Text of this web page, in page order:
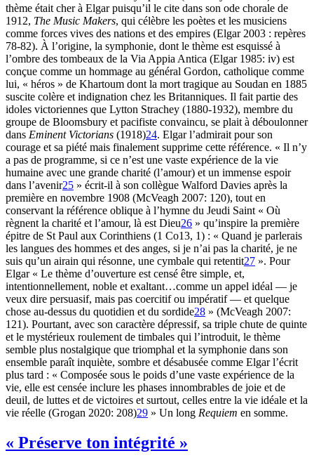
thème était cher à Elgar puisqu’il le cite dans son ode chorale de
1912, The Music Makers, qui célèbre les poètes et les musiciens
comme forces vives des nations et des empires (Elgar 2003 : repères
78-82). À l’origine, la symphonie, dont le thème est esquissé à
l’ombre des tombeaux de la Via Appia Antica (Elgar 1985: iv) est
conçue comme un hommage au général Gordon, catholique comme
lui, « héros » de Khartoum dont la mort tragique au Soudan en 1885
suscite colère et indignation chez les Britanniques. Il fait partie des
idoles victoriennes que Lytton Strachey (1880-1932), membre du
groupe de Bloomsbury et pacifiste convaincu, se plait à déboulonner
dans Eminent Victorians (1918)24. Elgar l’admirait pour son
courage et sa piété mais finalement supprime cette référence. « Il n’y
a pas de programme, si ce n’est une vaste expérience de la vie
humaine avec une grande charité (l’amour) et un immense espoir
dans l’avenir25 » écrit-il à son collègue Walford Davies après la
première en novembre 1908 (McVeagh 2007: 120), tout en
conservant la référence oblique à l’hymne du Jeudi Saint « Où
règnent la charité et l’amour, là est Dieu26 » qu’inspire la première
épitre de St Paul aux Corinthiens (1 Co13, 1) : « Quand je parlerais
les langues des hommes et des anges, si je n’ai pas la charité, je ne
suis qu’un airain qui résonne, une cymbale qui retentit27 ». Pour
Elgar « Le thème d’ouverture est censé être simple, et,
intentionnellement, noble et exaltant…comme un appel idéal — je
veux dire persuasif, mais pas coercitif ou impératif — et quelque
chose au-dessus du quotidien et du sordide28 » (McVeagh 2007:
121). Pourtant, avec son caractère dépressif, sa triple chute de quinte
et le mystérieux roulement de timbales qui l’introduit, le thème
semble plus nostalgique que triomphal et la symphonie dans son
ensemble paraît inquiète, sombre et désabusée comme Elgar l’écrit
plus tard : « Composée sous le poids d’une vaste expérience de la
vie, elle est censée inclure les phases innombrables de joie et de
deuil, de luttes et de victoires et surtout, celles entre la vie idéale et la
vie réelle (Grogan 2020: 208)29 » Un long Requiem en somme.
« Préserve ton intégrité »